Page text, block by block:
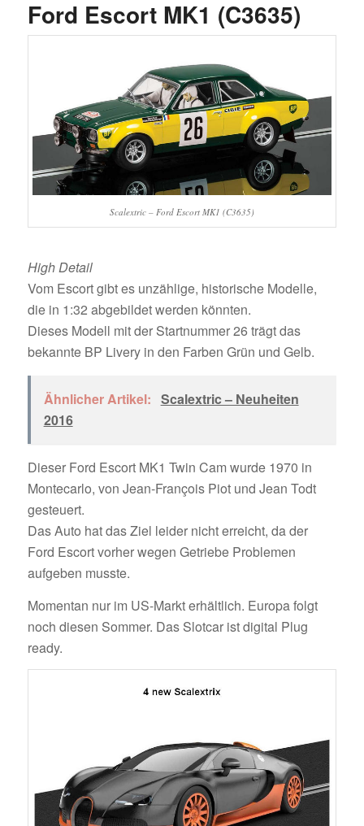
Ford Escort MK1 (C3635)
Scalextric – Ford Escort MK1 (C3635)
High Detail
Vom Escort gibt es unzählige, historische Modelle,
die in 1:32 abgebildet werden könnten.
Dieses Modell mit der Startnummer 26 trägt das
bekannte BP Livery in den Farben Grün und Gelb.
Ähnlicher Artikel: Scalextric – Neuheiten
2016
Dieser Ford Escort MK1 Twin Cam wurde 1970 in
Montecarlo, von Jean-François Piot und Jean Todt
gesteuert.
Das Auto hat das Ziel leider nicht erreicht, da der
Ford Escort vorher wegen Getriebe Problemen
aufgeben musste.
Momentan nur im US-Markt erhältlich. Europa folgt
noch diesen Sommer. Das Slotcar ist digital Plug
ready.